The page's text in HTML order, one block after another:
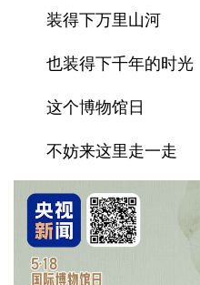
装得下万里山河
也装得下千年的时光
这个博物馆日
不妨来这里走一走